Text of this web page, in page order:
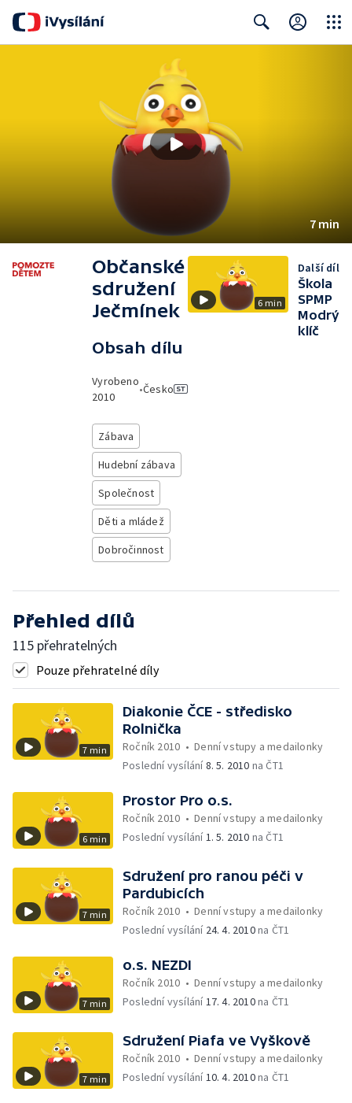
7 min
Občanské
sdružení
Ječmínek
Obsah dílu
Vyrobeno
2010
•Česko
Zábava
Hudební zábava
Společnost
Děti a mládež
Dobročinnost
6 min
Další díl
Škola
SPMP
Modrý
klíč
Přehled dílů
115 přehratelných
Pouze přehratelné díly
7 min
Diakonie ČCE - středisko
Rolnička
Ročník 2010 •Denní vstupy a medailonky
Poslední vysílání8. 5. 2010 na ČT1
6 min
Prostor Pro o.s.
Ročník 2010 •Denní vstupy a medailonky
Poslední vysílání1. 5. 2010 na ČT1
7 min
Sdružení pro ranou péči v
Pardubicích
Ročník 2010 •Denní vstupy a medailonky
Poslední vysílání 24. 4. 2010na ČT1
7 min
o.s. NEZDI
Ročník 2010 •Denní vstupy a medailonky
Poslední vysílání17. 4. 2010na ČT1
7 min
Sdružení Piafa ve Vyškově
Ročník 2010 •Denní vstupy a medailonky
Poslední vysílání10. 4. 2010na ČT1